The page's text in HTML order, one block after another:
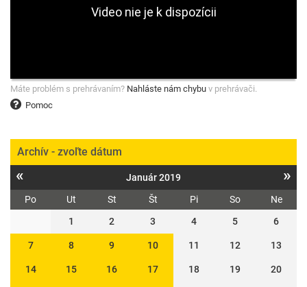
Pomoc
Máte problém s prehrávaním? Nahláste nám chybu v prehrávači.
Archív - zvoľte dátum
« Január 2019 »
Po Ut St Št Pi So
Ne
1
2 3 4 5 6
7 8 9 10 11 12 13
14 15 16 17 18 19 20